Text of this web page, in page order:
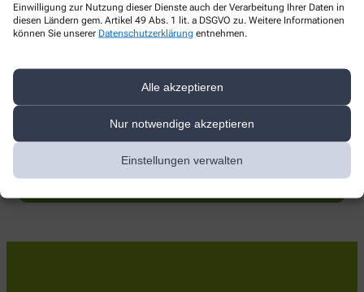
Einwilligung zur Nutzung dieser Dienste auch der Verarbeitung Ihrer Daten in
diesen Ländern gem. Artikel 49 Abs. 1 lit. a DSGVO zu. Weitere Informationen
können Sie unserer Datenschutzerklärung entnehmen.
Alle akzeptieren
Nur notwendige akzeptieren
Einstellungen verwalten